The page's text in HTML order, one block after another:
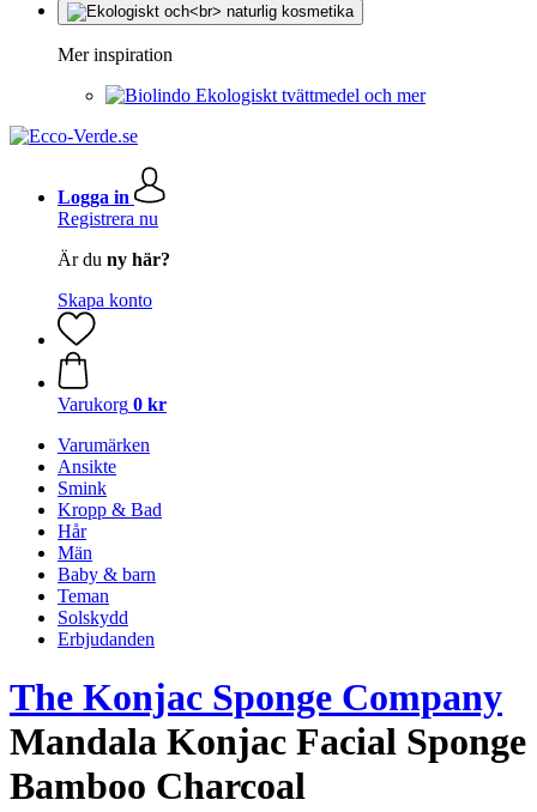
Mer inspiration
Ekologiskt tvättmedel och mer
Logga in
Registrera nu
Är du ny här?
Skapa konto
Varukorg 0 kr
Varumärken
Ansikte
Smink
Kropp & Bad
Hår
Män
Baby & barn
Teman
Solskydd
Erbjudanden
The Konjac Sponge Company
Mandala Konjac Facial Sponge
Bamboo Charcoal